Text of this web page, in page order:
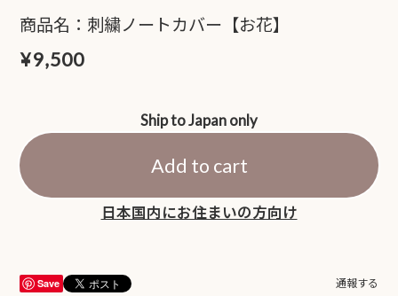
商品名：刺繍ノートカバー【お花】
¥9,500
Ship to Japan only
Add to cart
日本国内にお住まいの方向け
Save 通報する